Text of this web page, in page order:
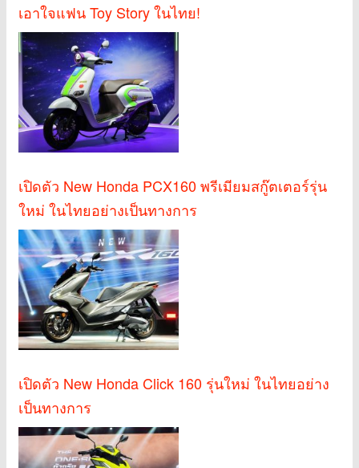
เอาใจแฟน Toy Story ในไทย!
เปิดตัว New Honda PCX160 พรีเมียมสกู๊ตเตอร์รุ่น
ใหม่ ในไทยอย่างเป็นทางการ
เปิดตัว New Honda Click 160 รุ่นใหม่ ในไทยอย่าง
เป็นทางการ